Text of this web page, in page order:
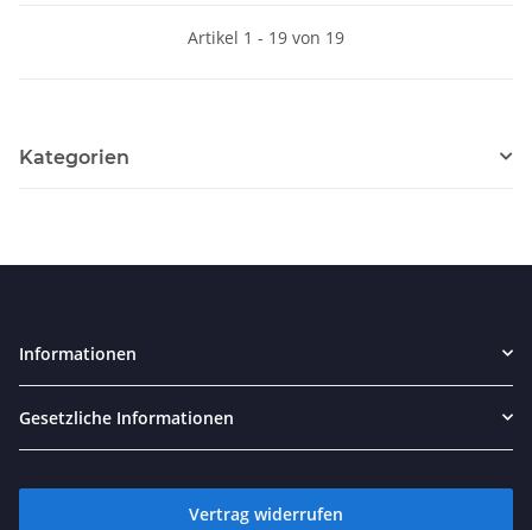
Artikel 1 - 19 von 19
Kategorien
Informationen
Gesetzliche Informationen
Vertrag widerrufen